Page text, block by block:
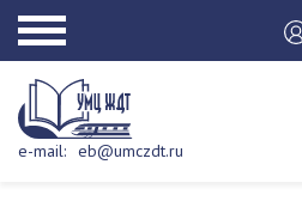
e-mail: eb@umczdt.ru